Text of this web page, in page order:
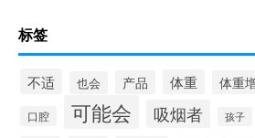
标签
不适 也会 产品 体重 体重
口腔 可能会 吸烟者 孩子